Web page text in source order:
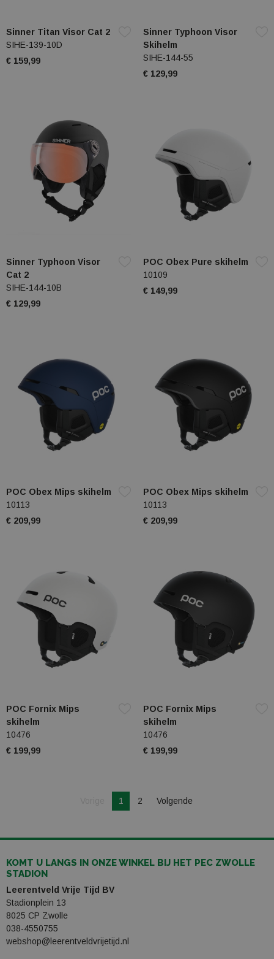
Sinner Titan Visor Cat 2
SIHE-139-10D
€ 159,99
Sinner Typhoon Visor
Skihelm
SIHE-144-55
€ 129,99
Sinner Typhoon Visor
Cat 2
SIHE-144-10B
€ 129,99
POC Obex Pure skihelm
10109
€ 149,99
POC Obex Mips skihelm
10113
€ 209,99
POC Obex Mips skihelm
10113
€ 209,99
POC Fornix Mips
skihelm
10476
€ 199,99
POC Fornix Mips
skihelm
10476
€ 199,99
Je bent op pagina
1 2 VolgendePagina
KOMT U LANGS IN ONZE WINKEL BIJ HET PEC ZWOLLE
STADION
Leerentveld Vrije Tijd BV
Stadionplein 13
8025 CP Zwolle
038-4550755
webshop@leerentveldvrijetijd.nl